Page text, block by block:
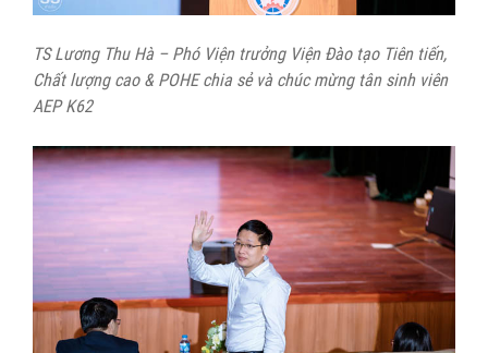
TS Lương Thu Hà – Phó Viện trưởng Viện Đào tạo Tiên tiến,
Chất lượng cao & POHE chia sẻ và chúc mừng tân sinh viên
AEP K62